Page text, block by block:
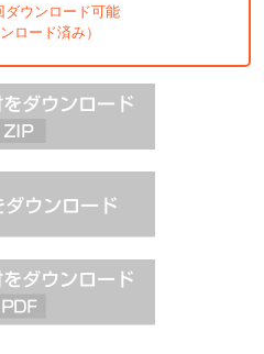
ダウンロード可能
ロード済み）